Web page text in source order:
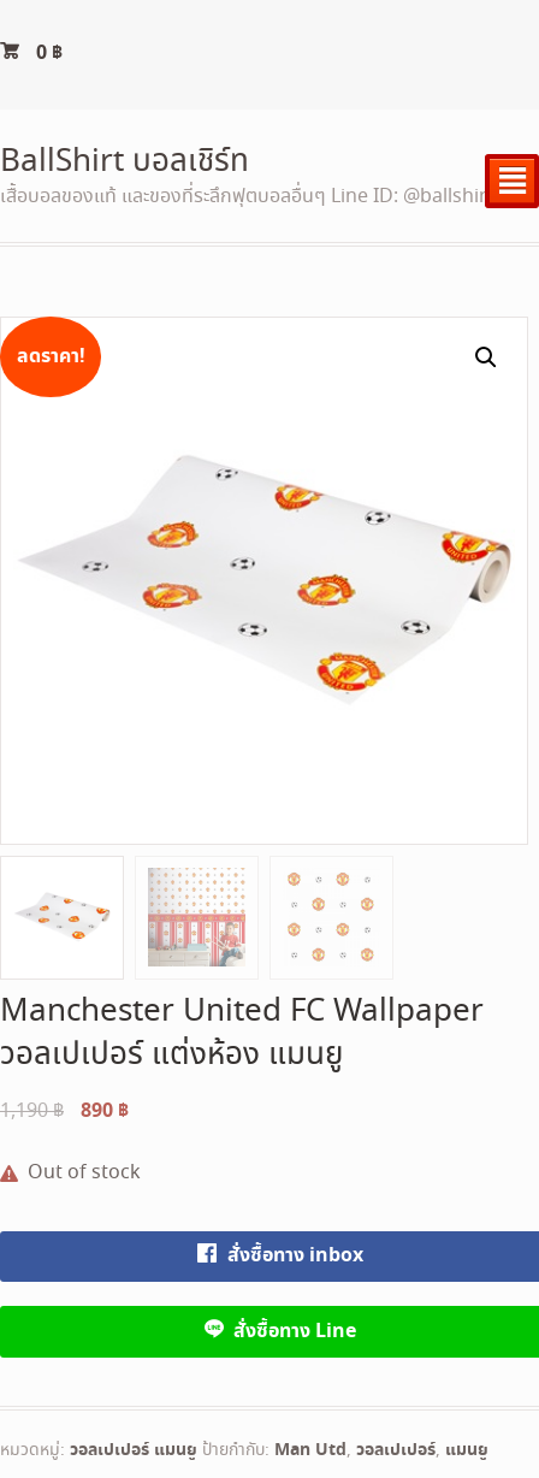
0 ฿
BallShirt บอลเชิร์ท
เสื้อบอลของแท้ และของที่ระลึกฟุตบอลอื่นๆ Line ID: @ballshirt²
ลดราคา!
Manchester United FC Wallpaper
วอลเปเปอร์ แต่งห้อง แมนยู
1,190฿
Original
was:
890 ฿Current
is:
Out of stock
สั่งซื้อทาง inbox
สั่งซื้อทาง Line
หมวดหมู่: วอลเปเปอร์ แมนยู ป้ายกำกับ: Man Utd, วอลเปเปอร์, แมนยู